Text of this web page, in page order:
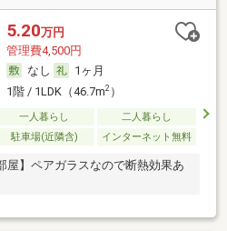
5.20万円
管理費4,500円
なし
1ヶ月
1階 / 1LDK（46.7m2）
一人暮らし
二人暮らし
駐車場(近隣含) インターネット無料
屋】ペアガラスなので断熱効果あ